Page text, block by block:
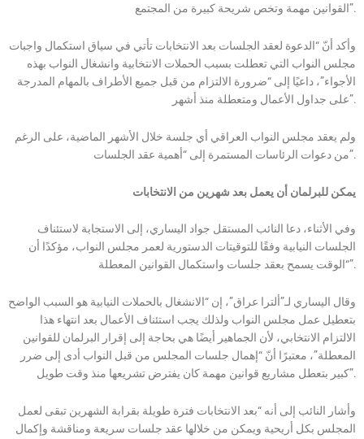
القوانين مهمة وتخص شريحة كبيرة من المجتمع”.
وأكد أنّ “الدعوة لعقد الجلسات بعد الانتخابات تأتي في سياق استكمال واجبات
مجلس النواب التي تعطلت بسبب الحملات الانتخابية وانشغال النواب بهذه
الأجواء”، داعيًا إلى “ضرورة الالتزام من قبل جميع الأطراف بالمهام المدرجة
على جداول الأعمال ومتعطلة منذ أشهر”.
ولم يعقد مجلس النواب العراقي أي جلسة خلال الأشهر الماضية، على الرغم
من دعوات الرئاسات المستمرة إلى “أهمية عقد الجلسات”.
يمكن للبرلمان أن يعمل بعد شهرين من الانتخابات
وفي الأثناء، دعا النائب المستقل جواد اليساري، إلى الاستجابة لاستئناف
الجلسات النيابية وفقًا للتوقيتات الدستورية لعمر مجلس النواب، مؤكدًا أن
“الوقت يسمح بعقد جلسات واستكمال القوانين المعطلة”.
وقال اليساري لـ”ألترا عراق”، إن “الانشغال بالحملات النيابية هو السبب الواضح
بتعطيل عمل مجلس النواب ولذلك يجب استئناف الأعمال بعد انتهاء هذا
الالتزام الانتخابي، لأن الجماهير أيضًا هي بحاجة إلى إقرار البرلمان للقوانين
المعطلة”، معتبرًا أنّ “إهمال جلسات المجلس من قبل النواب أدى إلى ضرر
كبير بتعطل مشاريع قوانين مهمة كان يفترض تشريعها منذ وقت طويل”.
وأشار النائب إلى أنه “بعد الانتخابات فترة طويلة بقرابة الشهرين تبقى لعمل
المجلس بكل أريحية ويمكن من خلالها عقد جلسات سريعة ومناقشة وإكمال